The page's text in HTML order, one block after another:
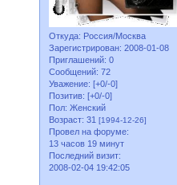
Откуда: Россия/Москва
Зарегистрирован: 2008-01-08
Приглашений: 0
Сообщений: 72
Уважение: [+0/-0]
Позитив: [+0/-0]
Пол: Женский
Возраст: 31[1994-12-26]
Провел на форуме:
13 часов 19 минут
Последний визит:
2008-02-04 19:42:05